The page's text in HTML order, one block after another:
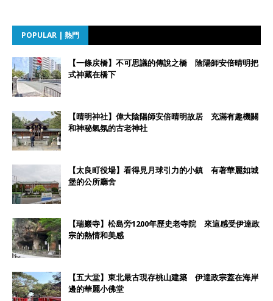
POPULAR | 熱門
【一條戻橋】不可思議的傳說之橋 陰陽師安倍晴明把
式神藏在橋下
【晴明神社】偉大陰陽師安倍晴明故居 充滿有趣機關
和神秘氣氛的古老神社
【太良町役場】看得見月球引力的小鎮 有著華麗如城
堡的公所廳舍
【瑞巖寺】松島旁1200年歷史老寺院 來這感受伊達政
宗的熱情和美感
【五大堂】東北最古現存桃山建築 伊達政宗蓋在海岸
邊的華麗小佛堂